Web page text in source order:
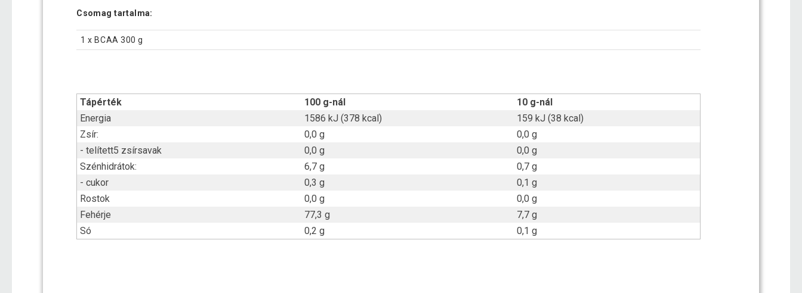
Csomag tartalma:
1 x BCAA 300 g
Tápérték 100 g-nál
10 g-nál
Energia
1586 kJ (378 kcal)
159 kJ (38 kcal)
Zsír:
0,0 g
0,0 g
- telített5 zsírsavak
0,0 g
0,0 g
Szénhidrátok:
6,7 g
0,7 g
- cukor
0,3 g
0,1 g
Rostok
0,0 g
0,0 g
Fehérje
77,3 g
7,7 g
Só
0,2 g 0,1 g